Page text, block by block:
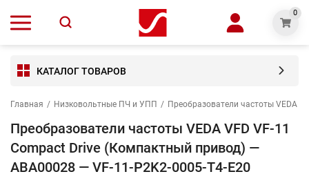
0
КАТАЛОГ ТОВАРОВ
Главная / Низковольтные ПЧ и УПП / Преобразователи частоты VEDA
Преобразователи частоты VEDA VFD VF-11
Compact Drive (Компактный привод) —
ABA00028 — VF-11-P2K2-0005-T4-E20